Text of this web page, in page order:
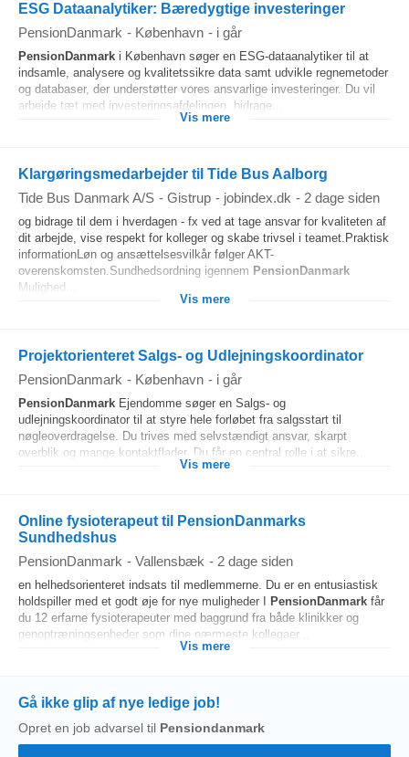
ESG Dataanalytiker: Bæredygtige investeringer
PensionDanmark - København - i går
PensionDanmark i København søger en ESG-dataanalytiker til at
indsamle, analysere og kvalitetssikre data samt udvikle regnemetoder
og databaser, der understøtter vores ansvarlige investeringer. Du vil
arbejde tæt med investeringsafdelingen, bidrage...
Vis mere
Klargøringsmedarbejder til Tide Bus Aalborg
Tide Bus Danmark A/S - Gistrup - jobindex.dk - 2 dage siden
og bidrage til dem i hverdagen - fx ved at tage ansvar for kvaliteten af
dit arbejde, vise respekt for kolleger og skabe trivsel i teamet.Praktisk
informationLøn og ansættelsesvilkår følger AKT-
overenskomsten.Sundhedsordning igennem PensionDanmark
Mulighed...
Vis mere
Projektorienteret Salgs- og Udlejningskoordinator
PensionDanmark - København - i går
PensionDanmark Ejendomme søger en Salgs- og
udlejningskoordinator til at styre hele forløbet fra salgsstart til
nøgleoverdragelse. Du trives med selvstændigt ansvar, skarpt
overblik og mange kontaktflader. Du får en central rolle i at sikre...
Vis mere
Online fysioterapeut til PensionDanmarks
Sundhedshus
PensionDanmark - Vallensbæk - 2 dage siden
en helhedsorienteret indsats til medlemmerne. Du er en entusiastisk
holdspiller med et godt øje for nye muligheder I
PensionDanmark får
du 12 erfarne fysioterapeuter med baggrund fra både klinikker og
genoptræningsenheder som dine nærmeste kollegaer...
Vis mere
Gå ikke glip af nye ledige job!
Opret en job advarsel til Pensiondanmark